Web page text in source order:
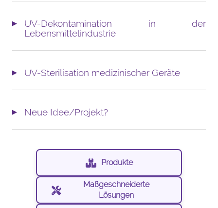
UV-Dekontamination in der
Lebensmittelindustrie
UV-Sterilisation medizinischer Geräte
Neue Idee/Projekt?
Produkte
Maßgeschneiderte
Lösungen